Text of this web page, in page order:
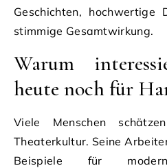
Geschichten, hochwertige
stimmige Gesamtwirkung.
Warum
heute noch für
Viele Menschen
Theaterkultur. Seine
Beispiele für